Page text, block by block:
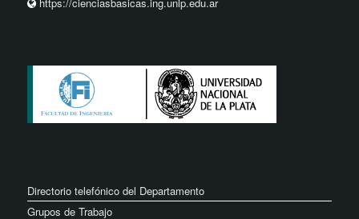
Directorio telefónico del Departamento
Grupos de Trabajo